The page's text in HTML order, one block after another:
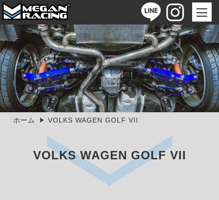
ホーム VOLKS WAGEN GOLF VII
VOLKS WAGEN GOLF VII